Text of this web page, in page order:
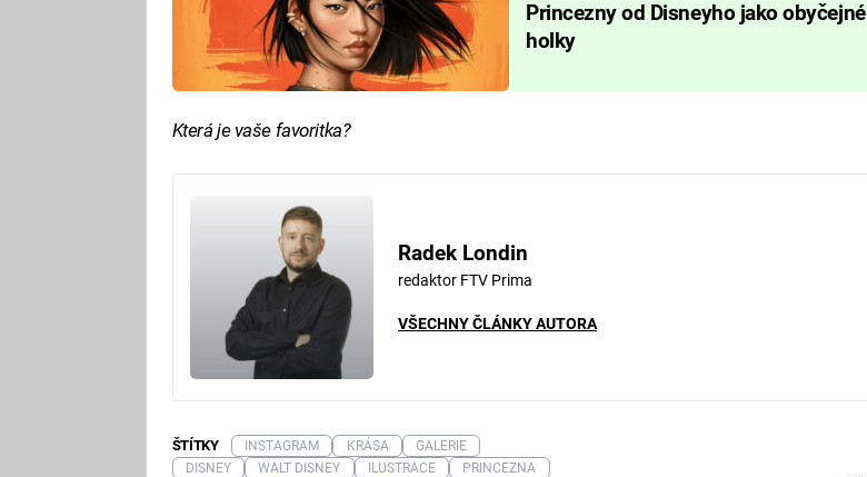
Princezny od Disneyho jako obyčejné
holky
Která je vaše favoritka?
Radek Londin
redaktor FTV Prima
VŠECHNY ČLÁNKY AUTORA
ŠTÍTKY INSTAGRAM KRÁSA
GALERIE
DISNEY
WALT DISNEY ILUSTRACE
PRINCEZNA